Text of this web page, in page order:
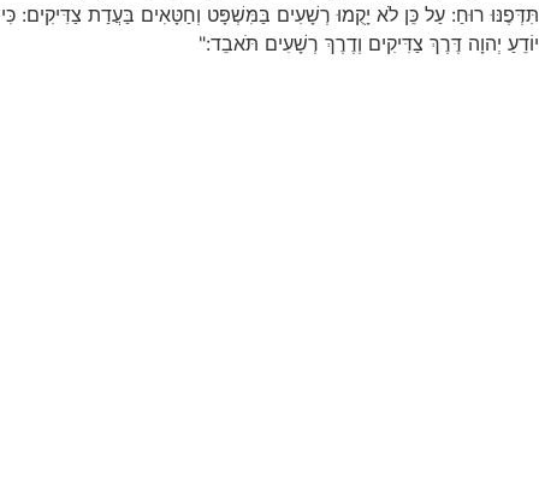
תִּדְּפֶנּוּ רוּחַ: עַל כֵּן לֹא יָקֻמוּ רְשָׁעִים בַּמִּשְׁפָּט וְחַטָּאִים בַּעֲדַת צַדִּיקִים: כִּי
יוֹדֵעַ יְהוָה דֶּרֶךְ צַדִּיקִים וְדֶרֶךְ רְשָׁעִים תֹּאבֵד:"